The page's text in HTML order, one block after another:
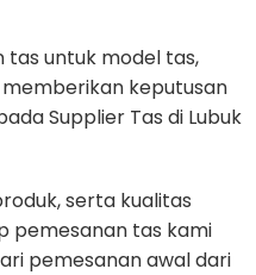
tas untuk model tas,
keputusan
Supplier Tas di Lubuk
serta kualitas
pemesanan tas kami
pemesanan awal dari